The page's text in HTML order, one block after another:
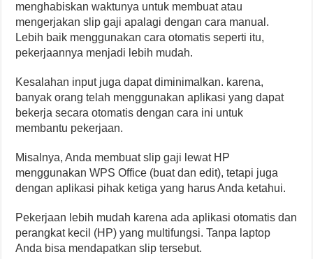
menghabiskan waktunya untuk membuat atau
mengerjakan slip gaji apalagi dengan cara manual.
Lebih baik menggunakan cara otomatis seperti itu,
pekerjaannya menjadi lebih mudah.
Kesalahan input juga dapat diminimalkan. karena,
banyak orang telah menggunakan aplikasi yang dapat
bekerja secara otomatis dengan cara ini untuk
membantu pekerjaan.
Misalnya, Anda membuat slip gaji lewat HP
menggunakan WPS Office (buat dan edit), tetapi juga
dengan aplikasi pihak ketiga yang harus Anda ketahui.
Pekerjaan lebih mudah karena ada aplikasi otomatis dan
perangkat kecil (HP) yang multifungsi. Tanpa laptop
Anda bisa mendapatkan slip tersebut.